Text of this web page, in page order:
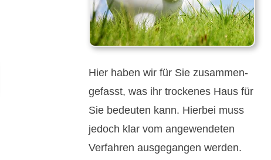
Hier haben wir für Sie zu­sammen­
ge­fasst, was ihr trock­enes Haus für
Sie be­deu­ten kann. Hier­bei muss
jedoch klar vom an­ge­wende­ten
Ver­fah­ren aus­ge­gan­gen werden.